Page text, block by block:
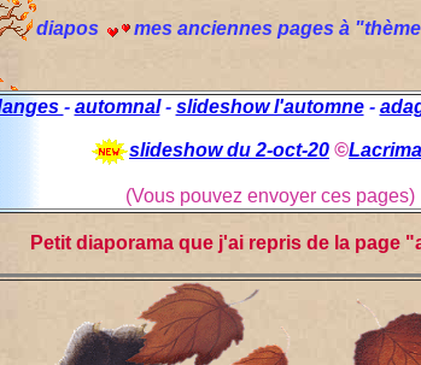
diapos mes anciennes pages à
- automnal- slideshow l'automne-
slideshow du 2-oct-20 ©
(Vous pouvez envoyer ces pages)
Petit diaporama que j'ai repris de la page